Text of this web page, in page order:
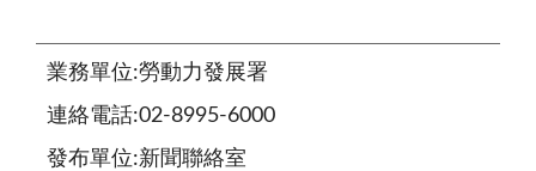
業務單位:勞動力發展署
連絡電話:02-8995-6000
發布單位:新聞聯絡室